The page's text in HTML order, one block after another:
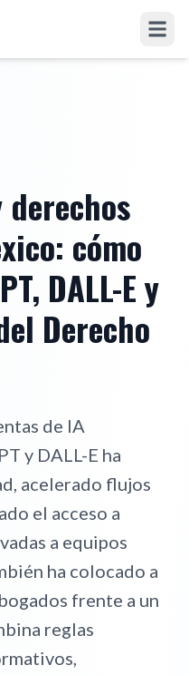
cómo
DALL-E y
Derecho
de IA
y DALL-E ha
acelerado flujos
el acceso a
a equipos
ha colocado a
frente a un
reglas